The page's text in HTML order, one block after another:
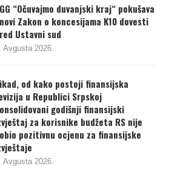
“Očuvajmo duvanjski kraj“ pokušava
Zakon o koncesijama K10 dovesti
Ustavni sud
Avgusta 2026.
od kako postoji finansijska
u Republici Srpskoj
godišnji finansijski
za korisnike budžeta RS nije
pozitivnu ocjenu za finansijske
Avgusta 2026.